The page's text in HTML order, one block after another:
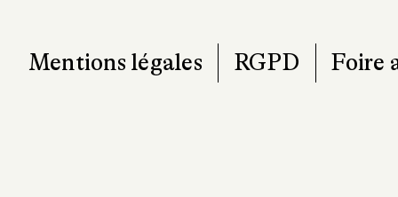
Mentions légales RGPD Foire